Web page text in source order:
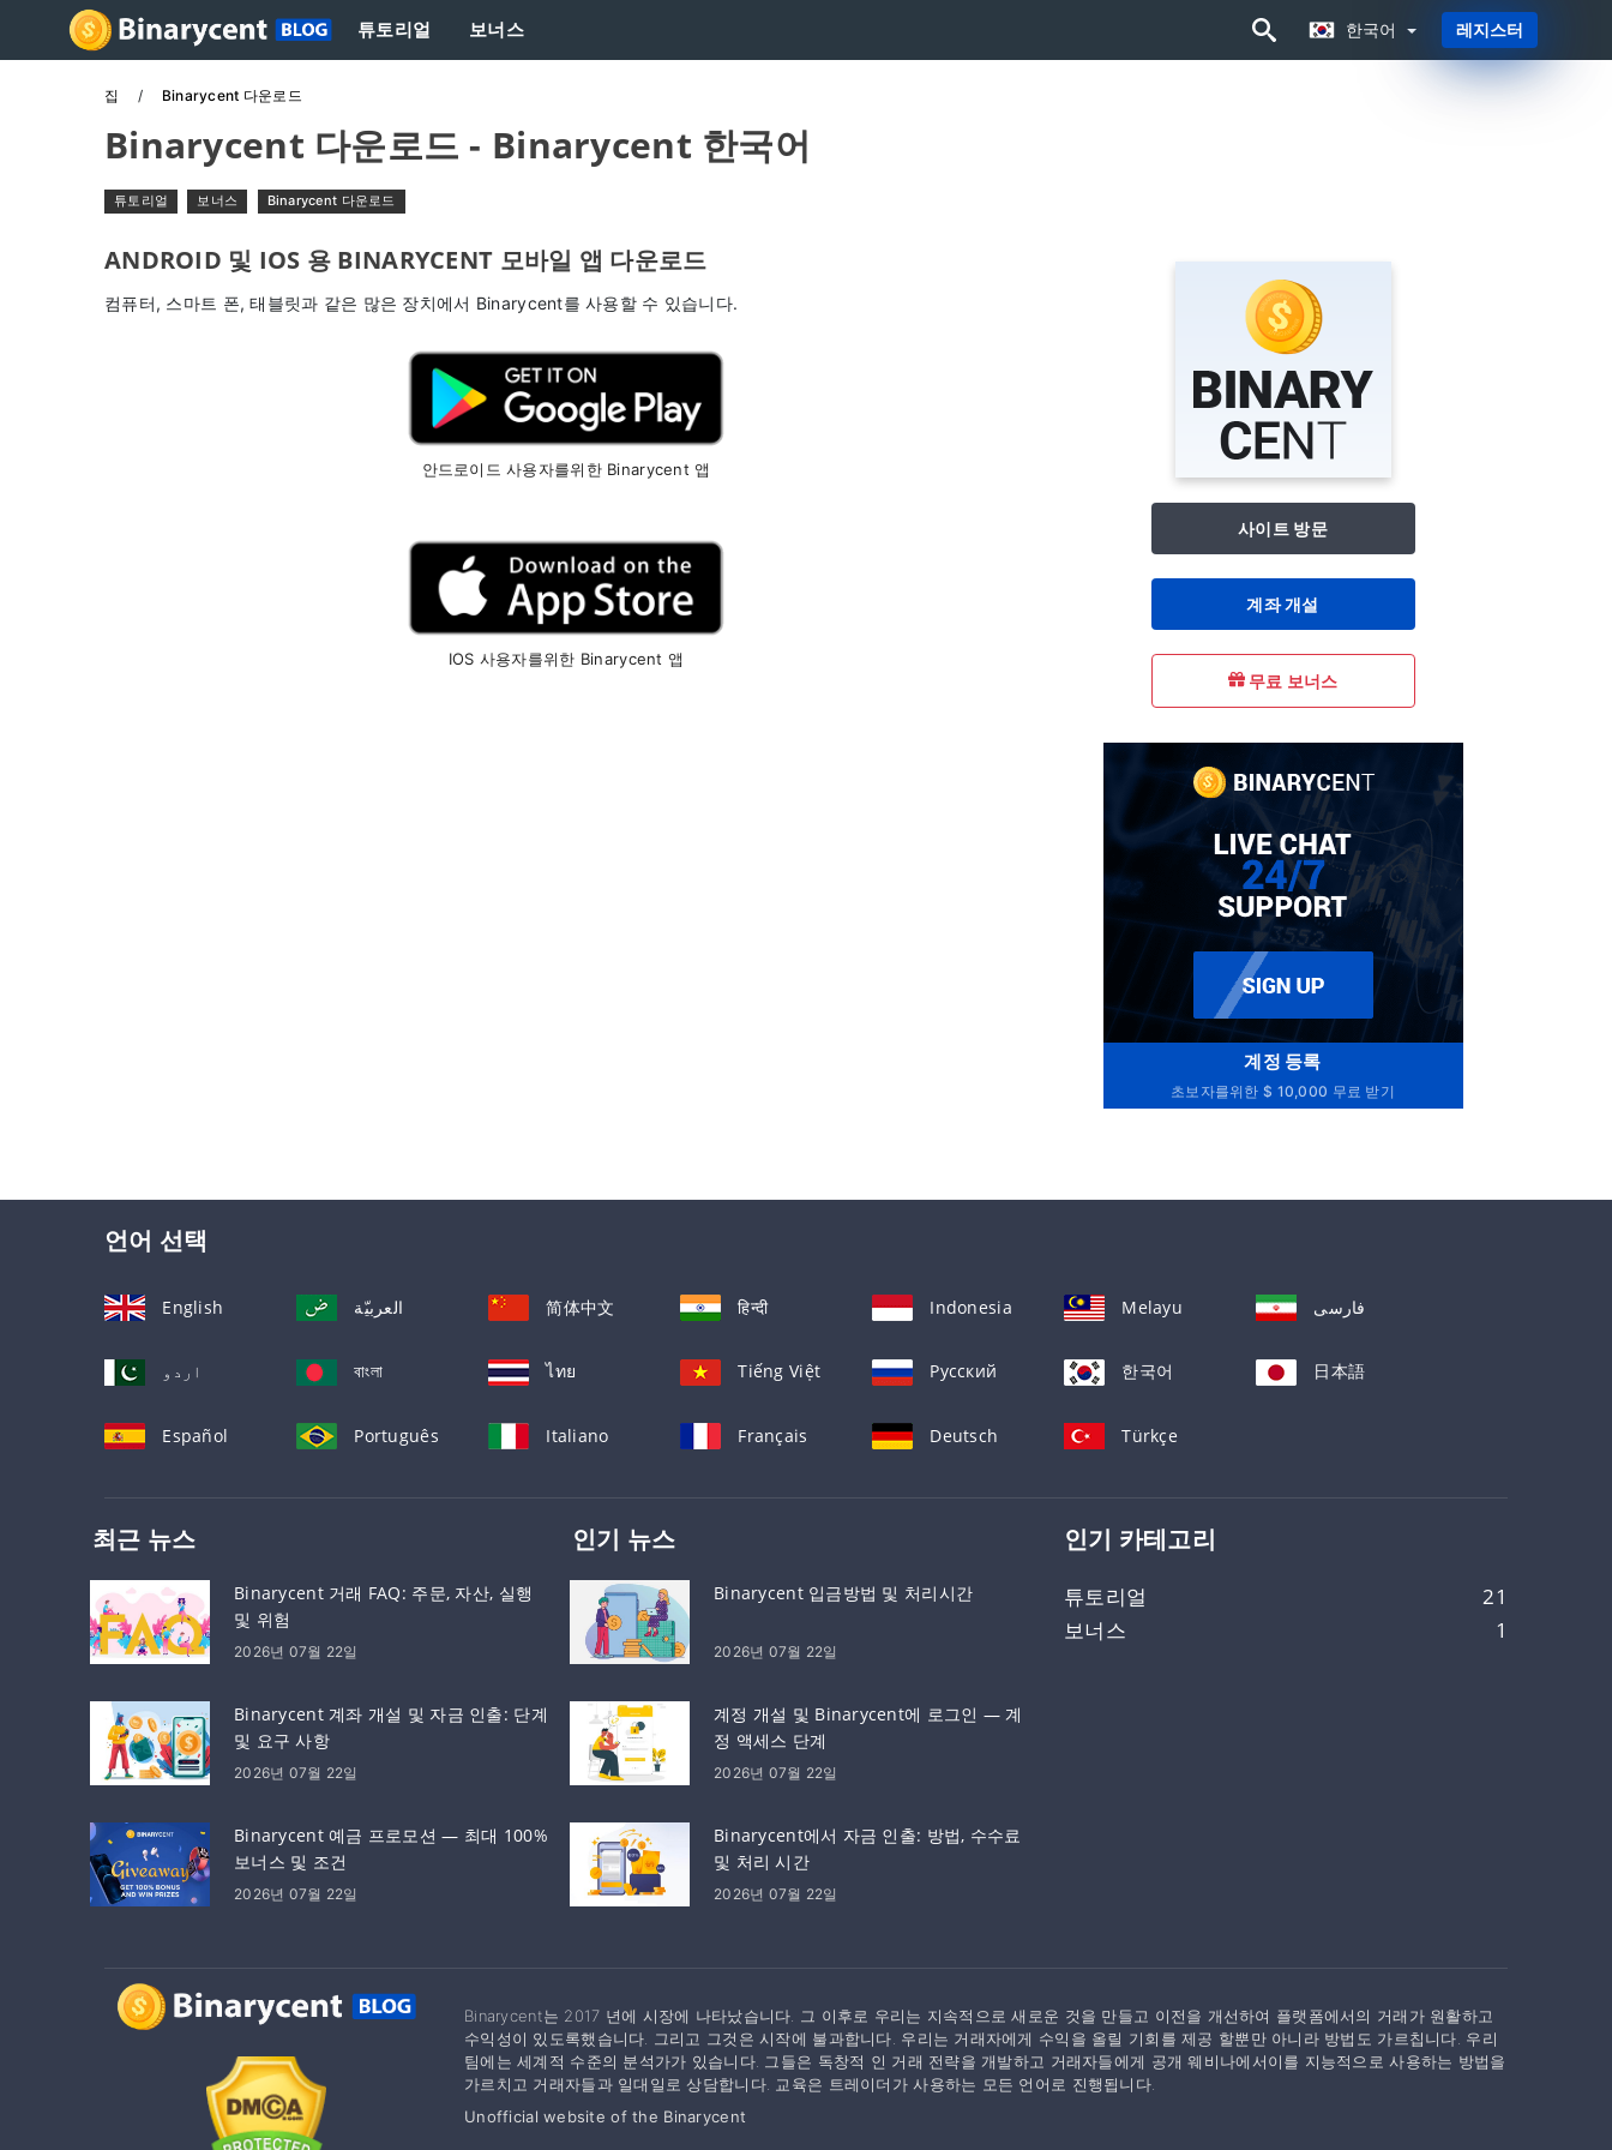
한국어
튜토리얼 보너스 한국어 레지스터
집 Binarycent 다운로드
Binarycent 다운로드 - Binarycent 한국어
튜토리얼 보너스 Binarycent 다운로드
ANDROID 및 IOS 용 BINARYCENT 모바일 앱 다운로드
컴퓨터, 스마트 폰, 태블릿과 같은 많은 장치에서 Binarycent를 사용할 수 있습니다.
안드로이드 사용자를위한 Binarycent 앱
IOS 사용자를위한 Binarycent 앱
사이트 방문
계좌 개설
무료 보너스
계정 등록
초보자를위한 $ 10,000 무료 받기
언어 선택
English العربيّة 简体中文 हिन्दी Indonesia Melayu فارسی
اردو বাংলা ไทย Tiếng Việt Русский 한국어 日本語
Español Português Italiano Français Deutsch Türkçe
최근 뉴스
Binarycent 거래 FAQ: 주문, 자산, 실행
및 위험
2026년 07월 22일
Binarycent 계좌 개설 및 자금 인출: 단계
및 요구 사항
2026년 07월 22일
Binarycent 예금 프로모션 — 최대 100%
보너스 및 조건
2026년 07월 22일
인기 뉴스
Binarycent 입금방법 및 처리시간
2026년 07월 22일
계정 개설 및 Binarycent에 로그인 — 계
정 액세스 단계
2026년 07월 22일
Binarycent에서 자금 인출: 방법, 수수료
및 처리 시간
2026년 07월 22일
인기 카테고리
튜토리얼
21
보너스
1
Binarycent는 2017 년에 시장에 나타났습니다. 그 이후로 우리는 지속적으로 새로운 것을 만들고 이전을 개선하여 플랫폼에서의 거래가 원활하고
수익성이 있도록했습니다. 그리고 그것은 시작에 불과합니다. 우리는 거래자에게 수익을 올릴 기회를 제공 할뿐만 아니라 방법도 가르칩니다. 우리
팀에는 세계적 수준의 분석가가 있습니다. 그들은 독창적 인 거래 전략을 개발하고 거래자들에게 공개 웨비나에서이를 지능적으로 사용하는 방법을
가르치고 거래자들과 일대일로 상담합니다. 교육은 트레이더가 사용하는 모든 언어로 진행됩니다.
Unofficial website of the Binarycent